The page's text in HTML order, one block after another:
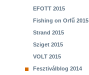
EFOTT 2015
Fishing on Orfű 2015
Strand 2015
Sziget 2015
VOLT 2015
Fesztiválblog 2014